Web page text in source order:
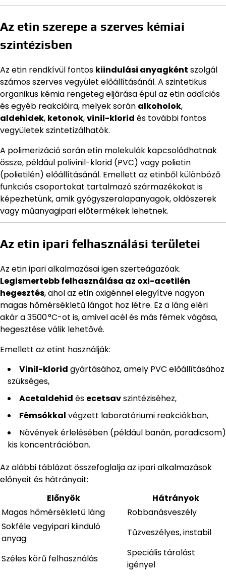
Az etin szerepe a szerves kémiai
szintézisben
Az etin rendkívül fontos kiindulási anyagként szolgál
számos szerves vegyület előállításánál. A szintetikus
organikus kémia rengeteg eljárása épül az etin addíciós
és egyéb reakcióira, melyek során alkoholok,
aldehidek, ketonok,vinil-klorid és további fontos
vegyületek szintetizálhatók.
A polimerizáció során etin molekulák kapcsolódhatnak
össze, például polivinil-klorid (PVC) vagy polietin
(polietilén) előállításánál. Emellett az etinből különböző
funkciós csoportokat tartalmazó származékokat is
képezhetünk, amik gyógyszeralapanyagok, oldószerek
vagy műanyagipari előtermékek lehetnek.
Az etin ipari felhasználási területei
Az etin ipari alkalmazásai igen szerteágazóak.
Legismertebb felhasználása az oxi-acetilén
hegesztés, ahol az etin oxigénnel elegyítve nagyon
magas hőmérsékletű lángot hoz létre. Ez a láng eléri
akár a 3500 °C-ot is, amivel acél és más fémek vágása,
hegesztése válik lehetővé.
Emellett az etint használják:
Vinil-klorid gyártásához, amely PVC előállításához
szükséges,
Acetaldehid és ecetsavszintéziséhez,
Fémsókkal végzett laboratóriumi reakciókban,
Növények érlelésében (például banán, paradicsom)
kis koncentrációban.
Az alábbi táblázat összefoglalja az ipari alkalmazások
előnyeit és hátrányait:
Előnyök
Hátrányok
Magas hőmérsékletű láng
Robbanásveszély
Sokféle vegyipari kiinduló
anyag
Tűzveszélyes, instabil
Széles körű felhasználás
Speciális tárolást
igényel